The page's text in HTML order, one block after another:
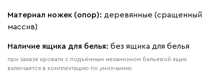
Материал ножек (опор): деревянные (сращенный
массив)
Наличие ящика для белья: без ящика для белья
при заказе кровати с подъёмным механизмом бельевой ящик
включается в комплектацию по умолчанию